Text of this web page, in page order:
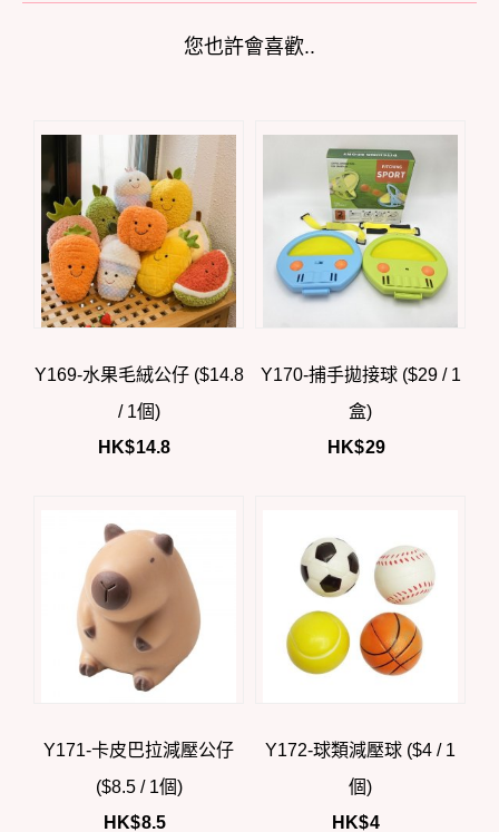
您也許會喜歡..
Y169-水果毛絨公仔 ($14.8
/ 1個)
HK$14.8
Y170-捕手拋接球 ($29 / 1
盒)
HK$29
Y171-卡皮巴拉減壓公仔
($8.5 / 1個)
HK$8.5
Y172-球類減壓球 ($4 / 1
個)
HK$4